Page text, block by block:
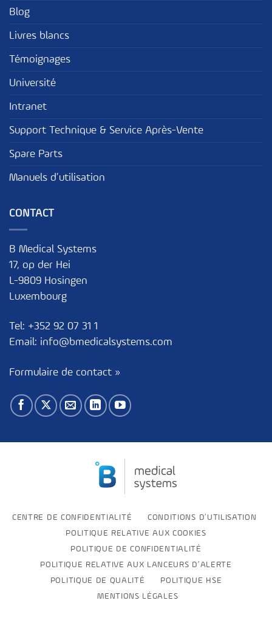
Blog
Livres blancs
Témoignages
Université
Intranet
Support Technique & Service Après-Vente
Spare Parts
Manuels d’utilisation
CONTACT
B Medical Systems
17, op der Hei
L-9809 Hosingen
Luxembourg
Tel: +352 92 07 31 1
Email: info@bmedicalsystems.com
Formulaire de contact »
CENTRE DE CONFIDENTIALITÉ
CONDITIONS D’UTILISATION
POLITIQUE RELATIVE AUX COOKIES
POLITIQUE DE CONFIDENTIALITÉ
POLITIQUE RELATIVE AUX LANCEURS D’ALERTE
POLITIQUE DE QUALITÉ
POLITIQUE HSE
MENTIONS LÉGALES